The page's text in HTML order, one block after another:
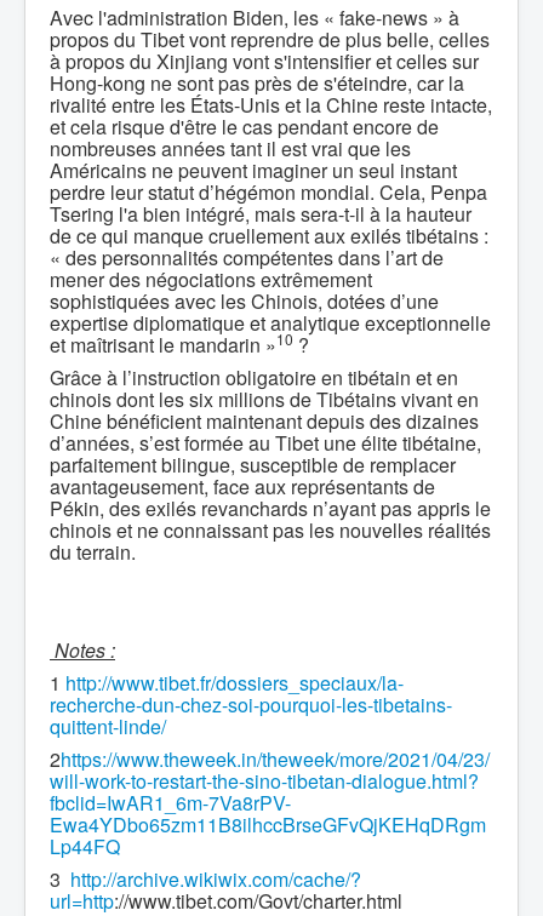
Avec l'administration Biden, les « fake-news » à
propos du Tibet vont reprendre de plus belle, celles
à propos du Xinjiang vont s'intensifier et celles sur
Hong-kong ne sont pas près de s'éteindre, car la
rivalité entre les États-Unis et la Chine reste intacte,
et cela risque d'être le cas pendant encore de
nombreuses années tant il est vrai que les
Américains ne peuvent imaginer un seul instant
perdre leur statut d’hégémon mondial. Cela, Penpa
Tsering l'a bien intégré, mais sera-t-il à la hauteur
de ce qui manque cruellement aux exilés tibétains :
« des personnalités compétentes dans l’art de
mener des négociations extrêmement
sophistiquées avec les Chinois, dotées d’une
expertise diplomatique et analytique exceptionnelle
et maîtrisant le mandarin »10 ?
Grâce à l’instruction obligatoire en tibétain et en
chinois dont les six millions de Tibétains vivant en
Chine bénéficient maintenant depuis des dizaines
d’années, s’est formée au Tibet une élite tibétaine,
parfaitement bilingue, susceptible de remplacer
avantageusement, face aux représentants de
Pékin, des exilés revanchards n’ayant pas appris le
chinois et ne connaissant pas les nouvelles réalités
du terrain.
Notes :
1 http://www.tibet.fr/dossiers_speciaux/la-
recherche-dun-chez-soi-pourquoi-les-tibetains-
quittent-linde/
2https://www.theweek.in/theweek/more/2021/04/23/
will-work-to-restart-the-sino-tibetan-dialogue.html?
fbclid=IwAR1_6m-7Va8rPV-
Ewa4YDbo65zm11B8ilhccBrseGFvQjKEHqDRgm
Lp44FQ
3 http://archive.wikiwix.com/cache/?
url=http://www.tibet.com/Govt/charter.html